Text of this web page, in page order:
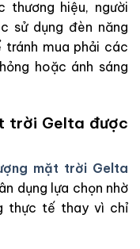
thương hiệu, người
sử dụng đèn năng
mua phải các
hoặc ánh sáng
trời Gelta được
mặt trời Gelta
dụng lựa chọn nhờ
thực tế thay vì chỉ